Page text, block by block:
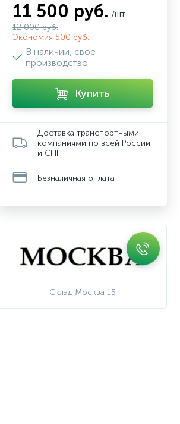
11 500 руб. /шт
12 000 руб.
Экономия 500 руб.
В наличии, свое
производство
Купить
Доставка транспортными
компаниями по всей России
и СНГ
Безналичная оплата
Склад Москва 15